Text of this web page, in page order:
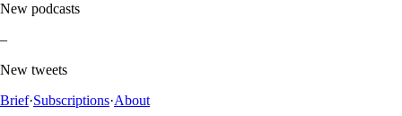
New podcasts
–
New tweets
Brief·Subscriptions·About